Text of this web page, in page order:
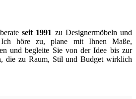
seit 1991 zu Designermöbeln und
Ich höre zu, plane mit Ihnen Maße,
und begleite Sie von der Idee bis zur
die zu Raum, Stil und Budget wirklich